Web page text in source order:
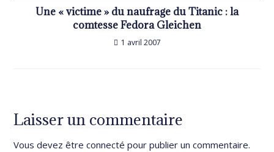
Une « victime » du naufrage du Titanic : la
comtesse Fedora Gleichen
1 avril 2007
Laisser un commentaire
Vous devez êtreconnecté pour publier un commentaire.